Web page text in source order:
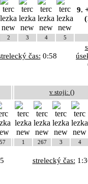
9.
2 3 4 5
čas: 0:58
v stoji: ()
57 1 267 3 4
strelecký čas: